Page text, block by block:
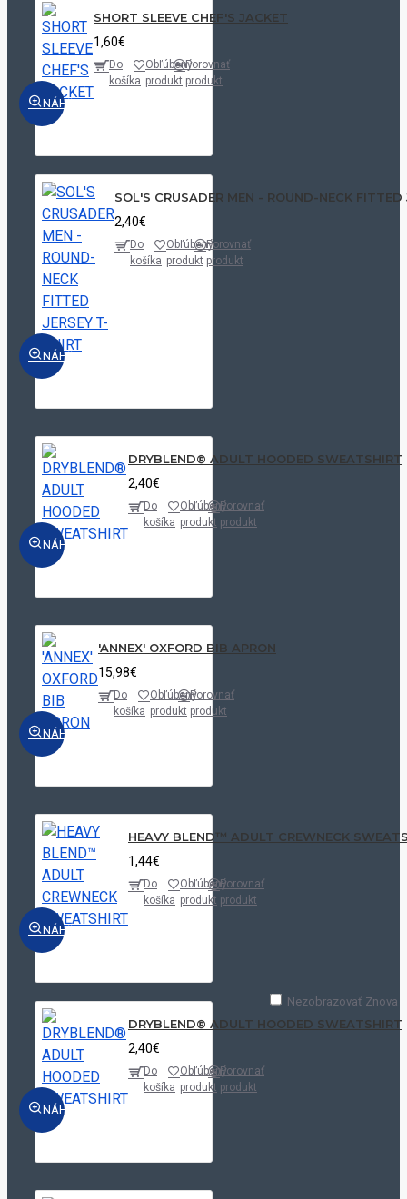
Nezobrazovať Znova
NÁHĽAD
SHORT SLEEVE CHEF'S JACKET
1,60€
Do
košíka
Obľúbený
produkt
Porovnať
produkt
NÁHĽAD
SOL'S CRUSADER MEN - ROUND-NECK FITTED
2,40€
Do
košíka
Obľúbený
produkt
Porovnať
produkt
NÁHĽAD
DRYBLEND® ADULT HOODED SWEATSHIRT
2,40€
Do
košíka
Obľúbený
produkt
Porovnať
produkt
NÁHĽAD
'ANNEX' OXFORD BIB APRON
15,98€
Do
košíka
Obľúbený
produkt
Porovnať
produkt
NÁHĽAD
HEAVY BLEND™ ADULT CREWNECK
1,44€
Do
košíka
Obľúbený
produkt
Porovnať
produkt
NÁHĽAD
DRYBLEND® ADULT HOODED SWEATSHIRT
2,40€
Do
košíka
Obľúbený
produkt
Porovnať
produkt